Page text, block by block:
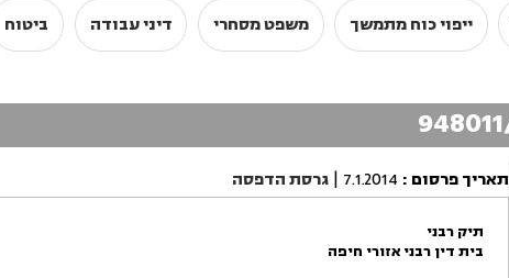
ייפוי כוח מתמשך משפט מסחרי דיני עבודה ביטוח
תאריך פרסום :
7.1.2014
| גרסת הדפסה
תיק רבני
בית דין רבני אזורי חיפה